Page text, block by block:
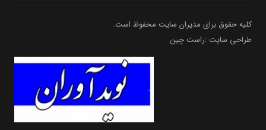
کلیه حقوق برای مدیران سایت محفوظ است.
طراحی سایت :راست چین